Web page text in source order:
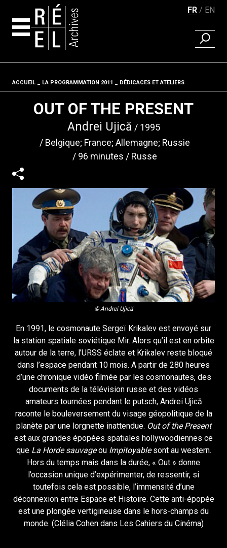
FR EN
Fil d'ariane
ACCUEIL LA PROGRAMMATION 2011 DÉDICACES ET ATELIERS
OUT OF THE PRESENT
Andrei Ujică
1995
Belgique; France; Allemagne; Russie
96 minutes
Russe
© Andrei Ujică
En 1991, le cosmonaute Sergeï Krikalev est envoyé sur
la station spatiale soviétique Mir. Alors qu’il est en orbite
autour de la terre, l’URSS éclate et Krikalev reste bloqué
dans l’espace pendant 10 mois. A partir de 280 heures
d’une chronique vidéo filmée par les cosmonautes, des
documents de la télévision russe et des vidéos
amateurs tournées pendant le putsch, Andrei Ujică
raconte le bouleversement du visage géopolitique de la
planète par une lorgnette inattendue. Out of the Present
est aux grandes épopées spatiales hollywoodiennes ce
que La Horde sauvageou Impitoyablesont au western.
Hors du temps mais dans la durée, « Out » donne
l’occasion unique d’expérimenter, de ressentir, si
toutefois cela est possible, l’immensité d’une
déconnexion entre Espace et Histoire. Cette anti-épopée
est une plongée vertigineuse dans le hors-champs du
monde. (Clélia Cohen dans Les Cahiers du Cinéma)